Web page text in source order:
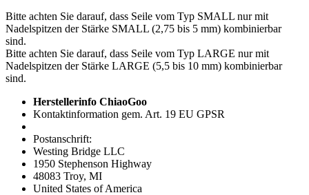
Bitte achten Sie darauf, dass Seile vom Typ SMALL nur mit
Nadelspitzen der Stärke SMALL (2,75 bis 5 mm) kombinierbar
sind.
Bitte achten Sie darauf, dass Seile vom Typ LARGE nur mit
Nadelspitzen der Stärke LARGE (5,5 bis 10 mm) kombinierbar
sind.
Herstellerinfo ChiaoGoo
Kontaktinformation gem. Art. 19 EU GPSR
Postanschrift:
Westing Bridge LLC
1950 Stephenson Highway
48083 Troy, MI
United States of America